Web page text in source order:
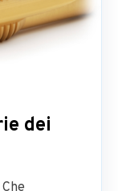
dei